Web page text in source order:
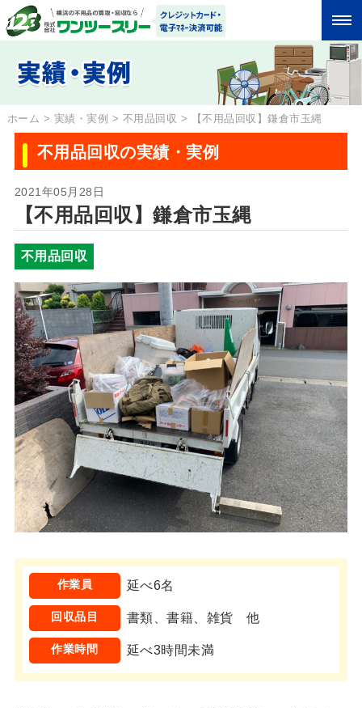
ホーム > 実績・実例 > 不用品回収 > 【不用品回収】鎌倉市玉縄
不用品回収の実績・実例
2021年05月28日
【不用品回収】鎌倉市玉縄
不用品回収
作業員 延べ6名
回収品目 書類、書籍、雑貨 他
作業時間 延べ3時間未満